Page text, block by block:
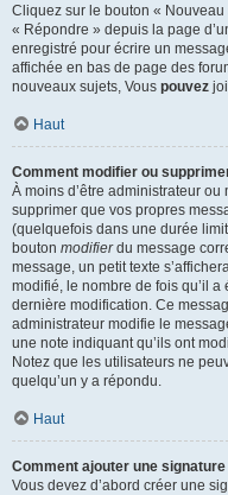
Cliquez sur le bouton «
« Répondre » depuis la page
enregistré pour écrire un
affichée en bas de page des
nouveaux sujets, Vous pouvez
Haut
Comment modifier ou
À moins d’être administrateur
supprimer que vos propres
(quelquefois dans une durée
bouton modifierdu message
message, un petit texte
modifié, le nombre de fois qu’il
dernière modification. Ce
administrateur modifie le
une note indiquant qu’ils ont
Notez que les utilisateurs ne
quelqu’un y a répondu.
Haut
Comment ajouter une
Vous devez d’abord créer une